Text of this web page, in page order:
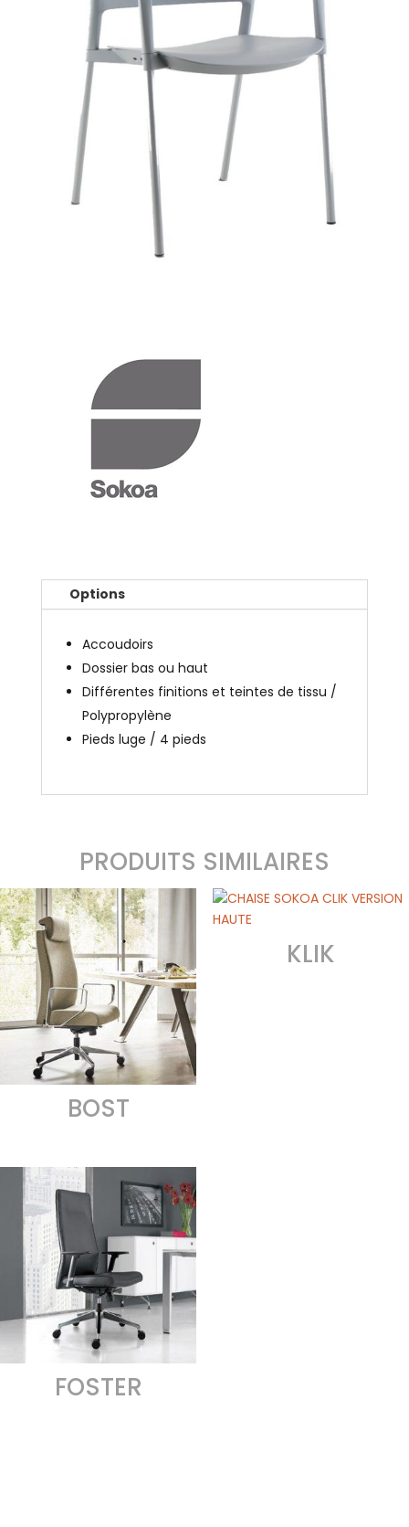
Options
Accoudoirs
Dossier bas ou haut
Différentes finitions et teintes de tissu /
Polypropylène
Pieds luge / 4 pieds
PRODUITS SIMILAIRES
BOST
KLIK
FOSTER